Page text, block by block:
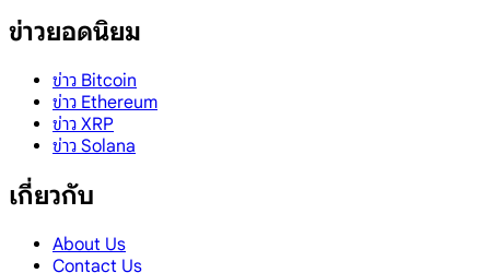
ข่าวยอดนิยม
ข่าว Bitcoin
ข่าว Ethereum
ข่าว XRP
ข่าว Solana
เกี่ยวกับ
About Us
Contact Us